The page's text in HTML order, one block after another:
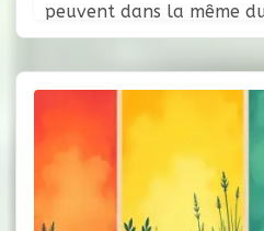
peuvent dans la même
design viable sur dix
simplement d’être deux
Quelque chose d’autre se